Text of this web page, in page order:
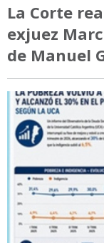
La Corte
exjuez
de Manuel